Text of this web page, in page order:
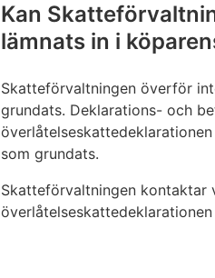
Kan
lämnats in i
Skatteförvaltningen överför
grundats. Deklarations- och
som grundats.
Skatteförvaltningen kontaktar